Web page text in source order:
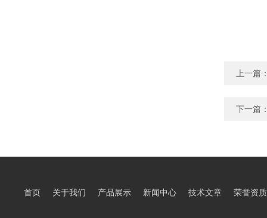
上一篇
下一篇
首页 关于我们 产品展示 新闻中心 技术文章 荣誉资质